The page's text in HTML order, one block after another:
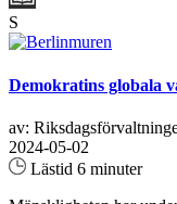
S
Demokratins globala
av:
2024-05-02
Lästid 6 minuter